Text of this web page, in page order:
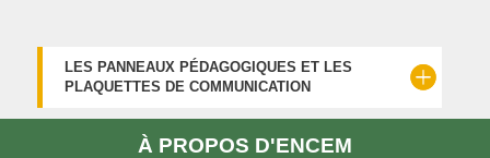
LES PANNEAUX PÉDAGOGIQUES ET LES
PLAQUETTES DE COMMUNICATION
À PROPOS D'ENCEM